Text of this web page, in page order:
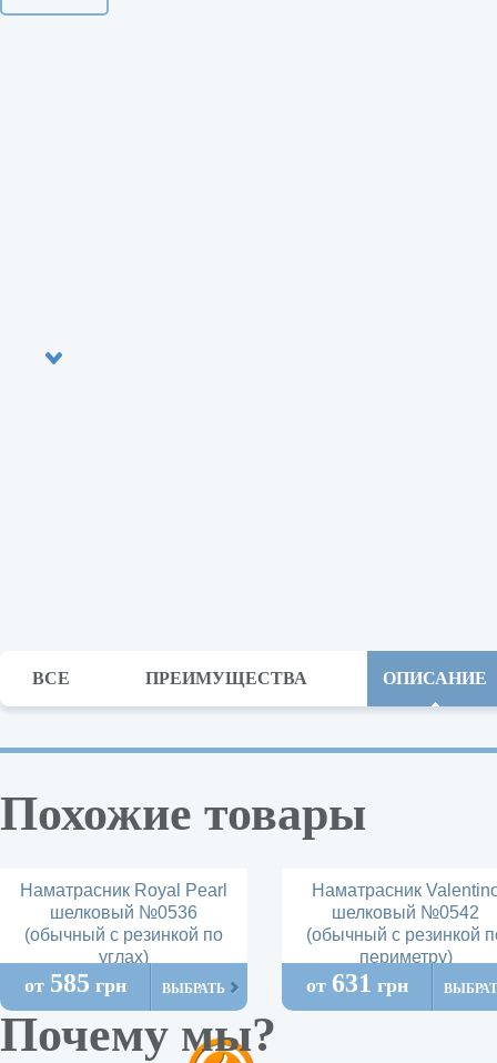
ВСЕ ПРЕИМУЩЕСТВА ОПИСАНИЕ
Похожие товары
Наматрасник Royal Pearl
шелковый №0536
(обычный с резинкой по
углах)
от 585 грн ВЫБРАТЬ
Наматрасник
шелковый №0542
(обычный с резинкой
периметру)
от 631 грн
Почему мы?